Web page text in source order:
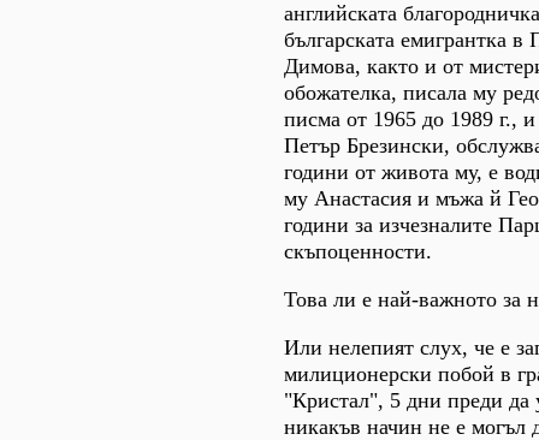
английската
българската емигрантка
Димова, както и от
обожателка, писала му
писма от 1965 до 1989 г.,
Петър Брезински,
години от живота му, е
му Анастасия и мъжа й
години за изчезналите
скъпоценности.
Това ли е най-важното за
Или нелепият слух, че е
милиционерски побой в
"Кристал", 5 дни преди да
никакъв начин не е могъл